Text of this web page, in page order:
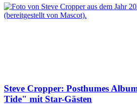
Steve Cropper: Posthumes
Tide" mit Star-Gästen